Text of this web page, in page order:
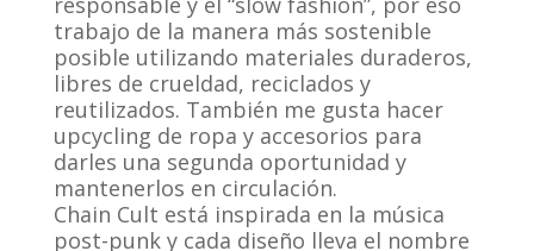
trabajo de la manera más sostenible
posible utilizando materiales duraderos,
libres de crueldad, reciclados y
reutilizados. También me gusta hacer
upcycling de ropa y accesorios para
darles una segunda oportunidad y
mantenerlos en circulación.
Chain Cult está inspirada en la música
post-punk y cada diseño lleva el nombre